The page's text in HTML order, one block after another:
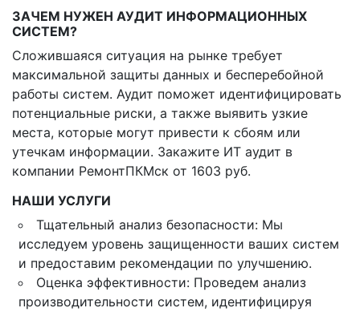
ЗАЧЕМ НУЖЕН АУДИТ ИНФОРМАЦИОННЫХ
СИСТЕМ?
Сложившаяся ситуация на рынке требует
максимальной защиты данных и бесперебойной
работы систем. Аудит поможет идентифицировать
потенциальные риски, а также выявить узкие
места, которые могут привести к сбоям или
утечкам информации. Закажите ИТ аудит в
компании РемонтПКМск от 1603 руб.
НАШИ УСЛУГИ
Тщательный анализ безопасности: Мы
исследуем уровень защищенности ваших систем
и предоставим рекомендации по улучшению.
Оценка эффективности: Проведем анализ
производительности систем, идентифицируя